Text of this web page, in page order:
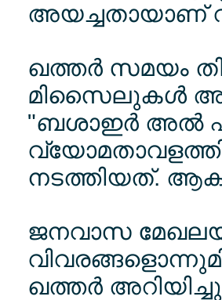
അയച്ചതായാണ്
ഖത്തര്‍ സമയം
മിസൈലുകള്‍
"ബശാഇര്‍ അല്‍
നടത്തിയത്.
ജനവാസ
ഖത്തര്‍